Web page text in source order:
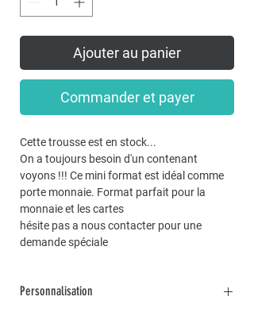
Ajouter au panier
Commander et payer
Cette trousse est en stock...
On a toujours besoin d'un contenant
voyons !!! Ce mini format est idéal comme
porte monnaie. Format parfait pour la
monnaie et les cartes
hésite pas a nous contacter pour une
demande spéciale
Personnalisation